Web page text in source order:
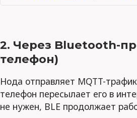
2. Через Bluetooth-
телефон)
Нода отправляет MQTT-
телефон пересылает его в
не нужен, BLE продолжает